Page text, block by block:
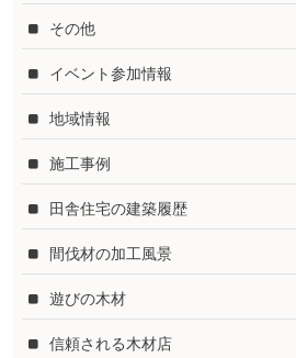
その他
イベント参加情報
地域情報
施工事例
田舎住宅の建築履歴
間伐材の加工風景
遊びの木材
信頼される木材店